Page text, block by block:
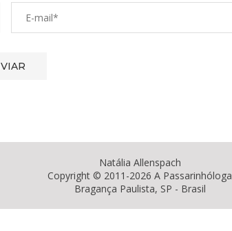
Natália Allenspach
Copyright © 2011-2026 A Passarinhóloga
Bragança Paulista, SP - Brasil